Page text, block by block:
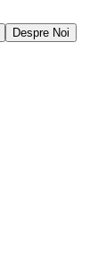
Despre Noi